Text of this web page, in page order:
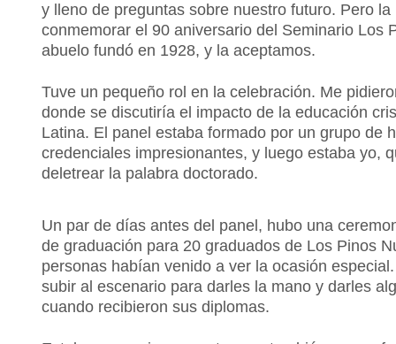
y lleno de preguntas sobre nuestro futuro. Pero
conmemorar el 90 aniversario del Seminario Los
abuelo fundó en 1928, y la aceptamos.
Tuve un pequeño rol en la celebración. Me
donde se discutiría el impacto de la educación
Latina. El panel estaba formado por un grupo de
credenciales impresionantes, y luego estaba yo,
deletrear la palabra doctorado.
Un par de días antes del panel, hubo una
de graduación para 20 graduados de Los Pinos
personas habían venido a ver la ocasión
subir al escenario para darles la mano y darles
cuando recibieron sus diplomas.